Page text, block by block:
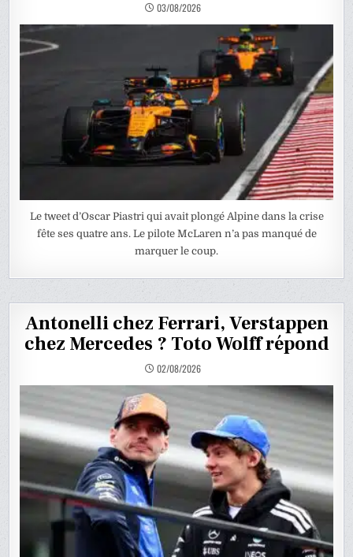
03/08/2026
Le tweet d’Oscar Piastri qui avait plongé Alpine dans la crise
fête ses quatre ans. Le pilote McLaren n’a pas manqué de
marquer le coup.
Antonelli chez Ferrari, Verstappen
chez Mercedes ? Toto Wolff répond
02/08/2026